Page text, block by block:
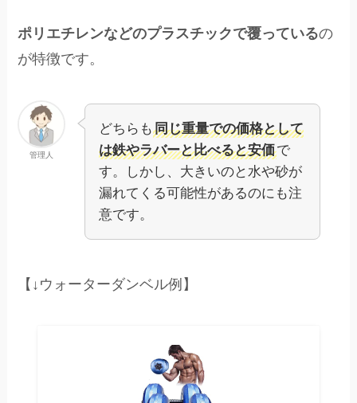
ポリエチレンなどのプラスチックで覆っているの
が特徴です。
管理人
どちらも同じ重量での価格として
は鉄やラバーと比べると安価で
す。しかし、大きいのと水や砂が
漏れてくる可能性があるのにも注
意です。
【↓ウォーターダンベル例】